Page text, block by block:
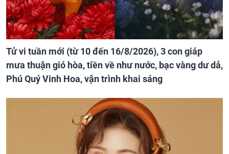
Tử vi tuần mới (từ 10 đến 16/8/2026), 3 con giáp
mưa thuận gió hòa, tiền về như nước, bạc vàng dư dả,
Phú Quý Vinh Hoa, vận trình khai sáng